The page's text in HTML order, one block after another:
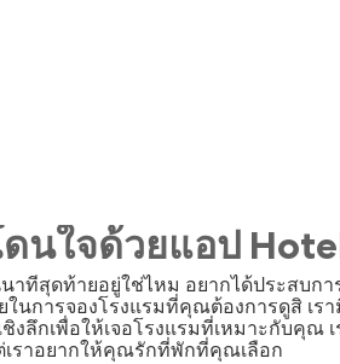
นใจด้วยแอป
าทีสุดท้ายอยู่ใช่ไหม อยากได้ประสบ
ในการจองโรงแรมที่คุณต้องการดูสิ เ
งลึกเพื่อให้เจอโรงแรมที่เหมาะกับคุณ
เราอยากให้คุณรักที่พักที่คุณเลือก